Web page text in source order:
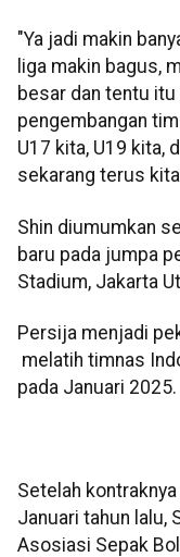
"Ya jadi makin
liga makin bagus,
besar dan tentu
pengembangan
U17 kita, U19 kita,
sekarang terus
Shin diumumkan
baru pada jumpa
Stadium, Jakarta
Persija menjadi
melatih timnas
pada Januari 2025.
Setelah
Januari tahun lalu,
Asosiasi Sepak